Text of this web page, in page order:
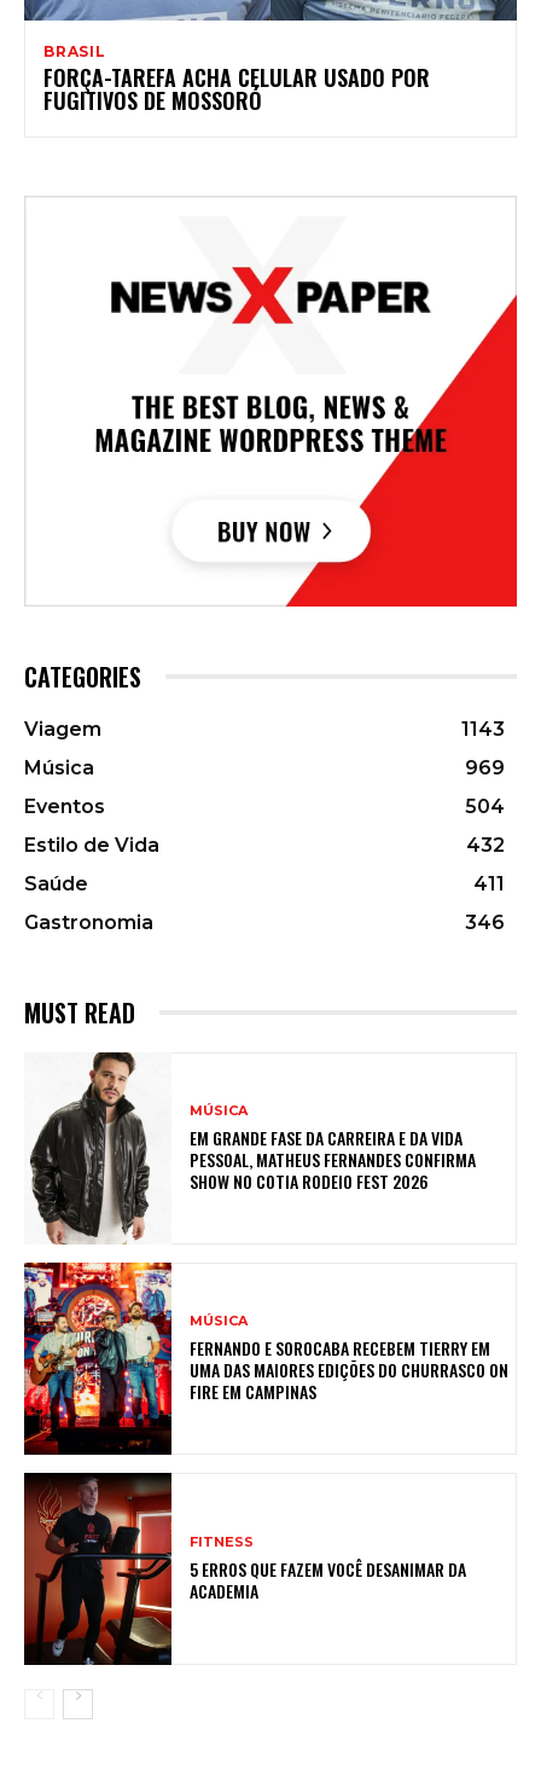
BRASIL
FORÇA-TAREFA ACHA CELULAR USADO POR
FUGITIVOS DE MOSSORÓ
CATEGORIES
Viagem
1143
Música
969
Eventos
504
Estilo de Vida
432
Saúde
411
Gastronomia
346
MUST READ
MÚSICA
EM GRANDE FASE DA CARREIRA E DA VIDA
PESSOAL, MATHEUS FERNANDES CONFIRMA
SHOW NO COTIA RODEIO FEST 2026
MÚSICA
FERNANDO E SOROCABA RECEBEM TIERRY EM
UMA DAS MAIORES EDIÇÕES DO CHURRASCO ON
FIRE EM CAMPINAS
FITNESS
5 ERROS QUE FAZEM VOCÊ DESANIMAR DA
ACADEMIA